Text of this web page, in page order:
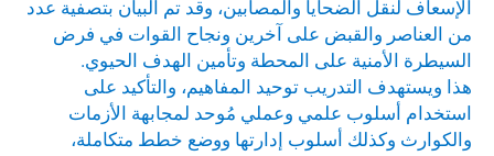
الإسعاف لنقل الضحايا والمصابين، وقد تم البيان بتصفية عدد
من العناصر والقبض على آخرين ونجاح القوات في فرض
السيطرة الأمنية على المحطة وتأمين الهدف الحيوي.
هذا ويستهدف التدريب توحيد المفاهيم، والتأكيد على
استخدام أسلوب علمي وعملي مُوحد لمجابهة الأزمات
والكوارث وكذلك أسلوب إدارتها ووضع خطط متكاملة،